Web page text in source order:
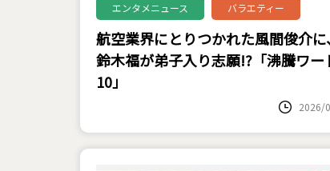
エンタメニュース バラエティー
航空業界にとりつかれた風間俊介に
鈴木福が弟子入り志願!?「沸騰ワー
10」
2026/